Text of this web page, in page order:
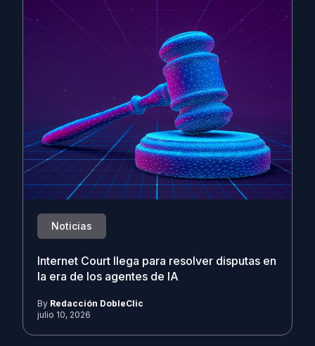
Noticias
Internet Court llega para resolver disputas en
la era de los agentes de IA
By Redacción DobleClic
julio 10, 2026